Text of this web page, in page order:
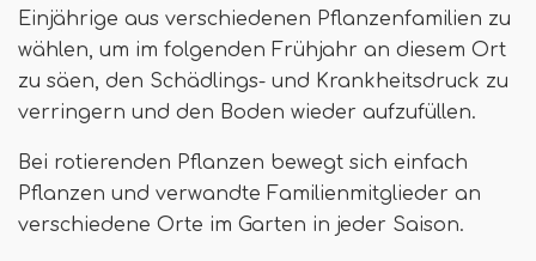
Einjährige aus verschiedenen Pflanzenfamilien zu
wählen, um im folgenden Frühjahr an diesem Ort
zu säen, den Schädlings- und Krankheitsdruck zu
verringern und den Boden wieder aufzufüllen.
Bei rotierenden Pflanzen bewegt sich einfach
Pflanzen und verwandte Familienmitglieder an
verschiedene Orte im Garten in jeder Saison.